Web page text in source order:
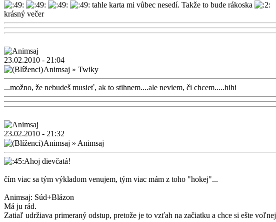
tahle karta mi vůbec nesedí. Takže to bude rákoska
krásný večer
23.02.2010 - 21:04
Animsaj » Twiky
...možno, že nebudeš musieť, ak to stihnem....ale neviem, či chcem.....hihi
23.02.2010 - 21:32
Animsaj » Animsaj
Ahoj dievčatá!
čím viac sa tým výkladom venujem, tým viac mám z toho "hokej"...
Animsaj: Súd+Blázon
Má ju rád.
Zatiaľ udržiava primeraný odstup, pretože je to vzťah na začiatku a chce si ešte